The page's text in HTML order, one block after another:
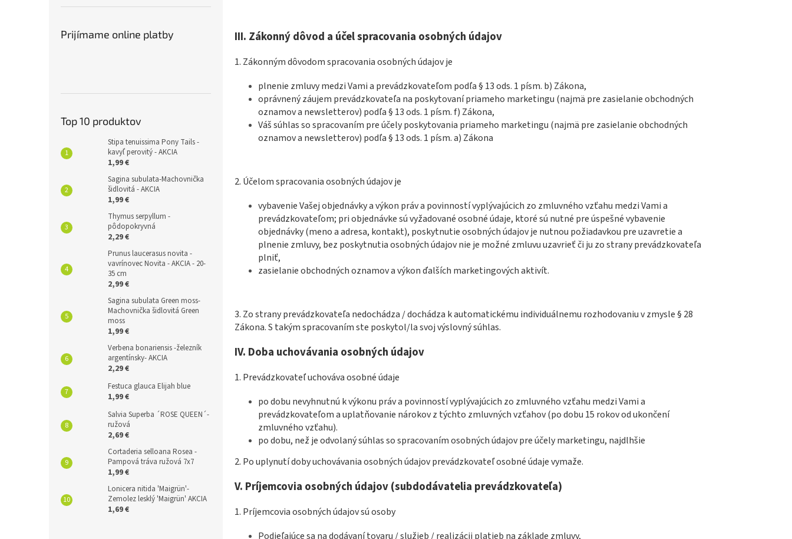
Prijímame online platby
Top 10 produktov
Stipa tenuissima Pony Tails -
kavyľ perovitý - AKCIA
1,99 €
Sagina subulata-Machovnička
šidlovitá - AKCIA
1,99 €
Thymus serpyllum -
pôdopokryvná
2,29 €
Prunus laucerasus novita -
vavrínovec Novita - AKCIA - 20-
35 cm
2,99 €
Sagina subulata Green moss-
Machovnička šidlovitá Green
moss
1,99 €
Verbena bonariensis -železník
argentínsky- AKCIA
2,29 €
Festuca glauca Elijah blue
1,99 €
Salvia Superba ´ROSE QUEEN´-
ružová
2,69 €
Cortaderia selloana Rosea -
Pampová tráva ružová 7x7
1,99 €
Lonicera nitida 'Maigrün'-
Zemolez lesklý 'Maigrün' AKCIA
1,69 €
III. Zákonný dôvod a účel spracovania osobných údajov
1. Zákonným dôvodom spracovania osobných údajov je
plnenie zmluvy medzi Vami a prevádzkovateľom podľa § 13 ods. 1 písm. b) Zákona,
oprávnený záujem prevádzkovateľa na poskytovaní priameho marketingu (najmä pre zasielanie obchodných
oznamov a newsletterov) podľa § 13 ods. 1 písm. f) Zákona,
Váš súhlas so spracovaním pre účely poskytovania priameho marketingu (najmä pre zasielanie obchodných
oznamov a newsletterov) podľa § 13 ods. 1 písm. a) Zákona
2. Účelom spracovania osobných údajov je
vybavenie Vašej objednávky a výkon práv a povinností vyplývajúcich zo zmluvného vzťahu medzi Vami a
prevádzkovateľom; pri objednávke sú vyžadované osobné údaje, ktoré sú nutné pre úspešné vybavenie
objednávky (meno a adresa, kontakt), poskytnutie osobných údajov je nutnou požiadavkou pre uzavretie a
plnenie zmluvy, bez poskytnutia osobných údajov nie je možné zmluvu uzavrieť či ju zo strany prevádzkovateľa
plniť,
zasielanie obchodných oznamov a výkon ďalších marketingových aktivít.
3. Zo strany prevádzkovateľa nedochádza / dochádza k automatickému individuálnemu rozhodovaniu v zmysle § 28
Zákona. S takým spracovaním ste poskytol/la svoj výslovný súhlas.
IV. Doba uchovávania osobných údajov
1. Prevádzkovateľ uchováva osobné údaje
po dobu nevyhnutnú k výkonu práv a povinností vyplývajúcich zo zmluvného vzťahu medzi Vami a
prevádzkovateľom a uplatňovanie nárokov z týchto zmluvných vzťahov (po dobu 15 rokov od ukončení
zmluvného vzťahu).
po dobu, než je odvolaný súhlas so spracovaním osobných údajov pre účely marketingu, najdlhšie
2. Po uplynutí doby uchovávania osobných údajov prevádzkovateľ osobné údaje vymaže.
V. Príjemcovia osobných údajov (subdodávatelia prevádzkovateľa)
1. Príjemcovia osobných údajov sú osoby
Podieľajúce sa na dodávaní tovaru / služieb / realizácii platieb na základe zmluvy,